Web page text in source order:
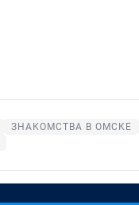
ЗНАКОМСТВА В ОМСКЕ